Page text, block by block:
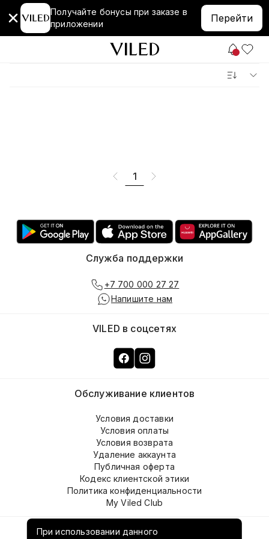
Получайте бонусы при заказе в
приложении
Перейти
1
При использовании данного
О компании
Обслуживание клиентов
Условия доставки
Условия оплаты
Условия возврата
Удаление аккаунта
Публичная оферта
Кодекс клиентской этики
Политика конфиденциальности
My Viled Club
VILED в соцсетях
Служба поддержки
+7 700 000 27 27
Напишите нам